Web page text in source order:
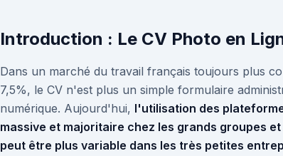
Introduction : Le CV Photo en
Dans un marché du travail français toujours plus
7,5%, le CV n'est plus un simple formulaire
numérique. Aujourd'hui, l'utilisation des
massive et majoritaire chez les grands groupes
peut être plus variable dans les très petites